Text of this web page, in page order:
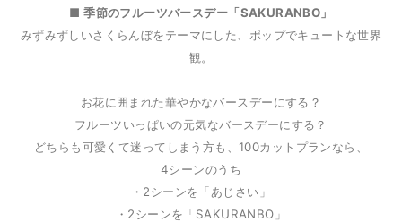
■ 季節のフルーツバースデー「SAKURANBO」
みずみずしいさくらんぼをテーマにした、ポップでキュートな世界
観。
お花に囲まれた華やかなバースデーにする？
フルーツいっぱいの元気なバースデーにする？
どちらも可愛くて迷ってしまう方も、100カットプランなら、
4シーンのうち
・2シーンを「あじさい」
・2シーンを「SAKURANBO」